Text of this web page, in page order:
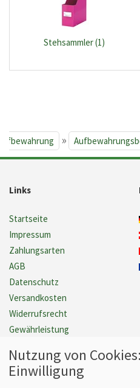
Stehsammler (1)
»
Links
Startseite
Impressum
Zahlungsarten
AGB
Datenschutz
Versandkosten
Widerrufsrecht
Gewährleistung
Cookie Einstellungen verwalten
Vertrag widerrufen
Nutzung von
Einwilligung